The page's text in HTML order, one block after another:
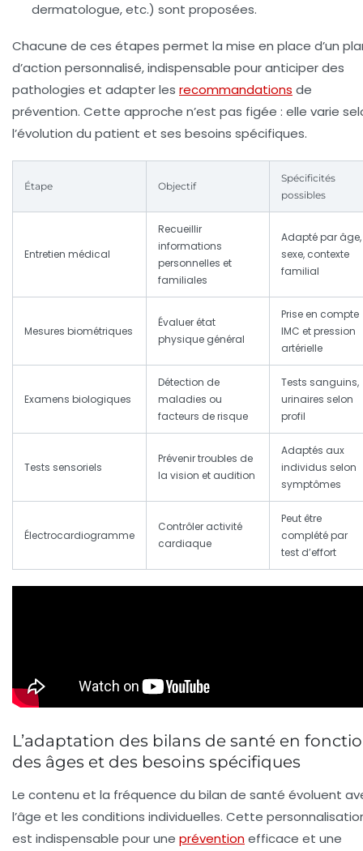
dermatologue, etc.) sont proposées.
Chacune de ces étapes permet la mise en place d’un
d’action personnalisé, indispensable pour anticiper des
pathologies et adapter les recommandations de
prévention. Cette approche n’est pas figée : elle varie
l’évolution du patient et ses besoins spécifiques.
Étape Objectif
Spécificités
possibles
Entretien médical
Recueillir
informations
personnelles et
familiales
Adapté par âge,
sexe, contexte
familial
Mesures biométriques
Évaluer état
physique général
Prise en compte
IMC et pression
artérielle
Examens biologiques
Détection de
maladies ou
facteurs de risque
Tests sanguins,
urinaires selon
profil
Tests sensoriels
Prévenir troubles de
la vision et audition
Adaptés aux
individus selon
symptômes
Électrocardiogramme
Contrôler activité
cardiaque
Peut être
complété par
test d’effort
L’adaptation des bilans de santé en
des âges et des besoins spécifiques
Le contenu et la fréquence du bilan de santé évoluent
l’âge et les conditions individuelles. Cette
est indispensable pour une préventionefficace et une